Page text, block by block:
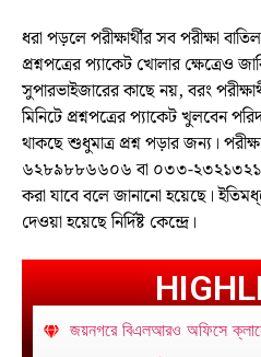
ধরা পড়লে পরীক্ষার্থীর সব পরীক্ষা
প্রশ্নপত্রের প্যাকেট খোলার ক্ষেত্রেও
সুপারভাইজারের কাছে নয়, বরং
মিনিটে প্রশ্নপত্রের প্যাকেট খুলবেন
থাকছে শুধুমাত্র প্রশ্ন পড়ার জন্য।
৬২৮৯৮৮৬৬০৬ বা ০৩৩-২৩২১৩২১৬
করা যাবে বলে জানানো হয়েছে।
দেওয়া হয়েছে নির্দিষ্ট কেন্দ্রে।
জয়নগরে বিএলআরও অফিসে